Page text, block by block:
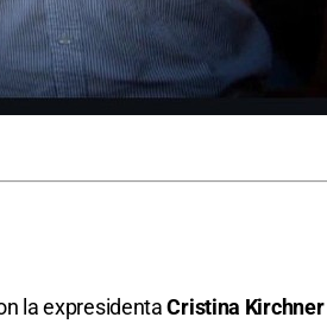
la expresidentaCristina Kirchner